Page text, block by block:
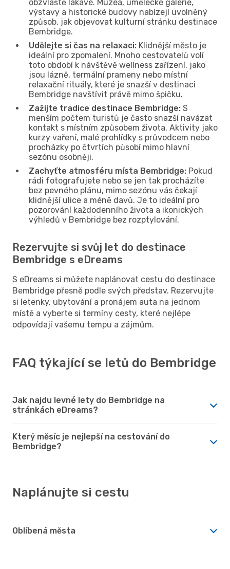
obzvláště lákavé. Muzea, umělecké galerie,
výstavy a historické budovy nabízejí uvolněný
způsob, jak objevovat kulturní stránku destinace
Bembridge.
Udělejte si čas na relaxaci: Klidnější město je
ideální pro zpomalení. Mnoho cestovatelů volí
toto období k návštěvě wellness zařízení, jako
jsou lázně, termální prameny nebo místní
relaxační rituály, které je snazší v destinaci
Bembridge navštívit právě mimo špičku.
Zažijte tradice destinace Bembridge: S
menším počtem turistů je často snazší navázat
kontakt s místním způsobem života. Aktivity jako
kurzy vaření, malé prohlídky s průvodcem nebo
procházky po čtvrtích působí mimo hlavní
sezónu osobněji.
Zachyťte atmosféru místa Bembridge: Pokud
rádi fotografujete nebo se jen tak procházíte
bez pevného plánu, mimo sezónu vás čekají
klidnější ulice a méně davů. Je to ideální pro
pozorování každodenního života a ikonických
výhledů v Bembridge bez rozptylování.
Rezervujte si svůj let do destinace
Bembridge s eDreams
S eDreams si můžete naplánovat cestu do destinace
Bembridge přesně podle svých představ. Rezervujte
si letenky, ubytování a pronájem auta na jednom
místě a vyberte si termíny cesty, které nejlépe
odpovídají vašemu tempu a zájmům.
FAQ týkající se letů do Bembridge
Jak najdu levné lety do Bembridge na
stránkách eDreams?
Který měsíc je nejlepší na cestování do
Bembridge?
Naplánujte si cestu
Oblíbená města